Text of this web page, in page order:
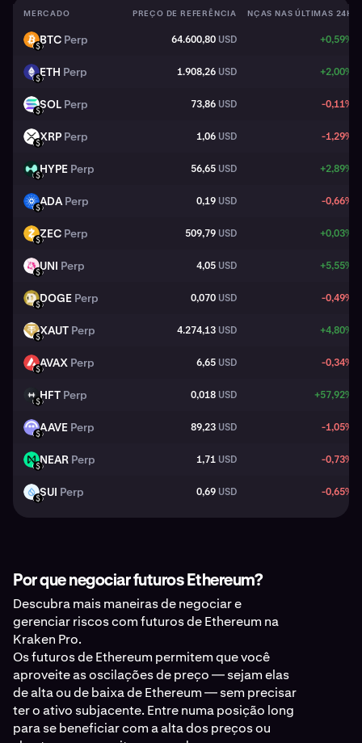
MERCADO PREÇO DE REFERÊNCIAMUDANÇAS NAS ÚLTIMAS 24H
BTC
USDBTC Perp 64.600,80 USD +0,59%
ETH
USDETH Perp 1.908,26 USD +2,00%
SOL
USDSOL Perp 73,86 USD -0,11%
XRP
USDXRP Perp 1,06 USD -1,29%
HYPE
USDHYPE Perp 56,65 USD +2,89%
ADA
USDADAPerp 0,19 USD -0,66%
ZEC
USDZEC Perp 509,79 USD +0,03%
UNI
USDUNI Perp 4,05 USD +5,55%
DOGE
USDDOGE Perp 0,070 USD -0,49%
XAUT
USDXAUT Perp 4.274,13 USD +4,80%
AVAX
USDAVAX Perp 6,65 USD -0,34%
HFT
USDHFT Perp 0,018 USD +57,92%
AAVE
USDAAVE Perp 89,23 USD -1,05%
NEAR
USDNEAR Perp 1,71 USD -0,73%
SUI
USDSUI Perp 0,69 USD -0,65%
Por que negociar futuros Ethereum?
Descubra mais maneiras de negociar e
gerenciar riscos com futuros de Ethereum na
Kraken Pro.
Os futuros de Ethereum permitem que você
aproveite as oscilações de preço — sejam elas
de alta ou de baixa de Ethereum — sem precisar
ter o ativo subjacente. Entre numa posição long
para se beneficiar com a alta dos preços ou